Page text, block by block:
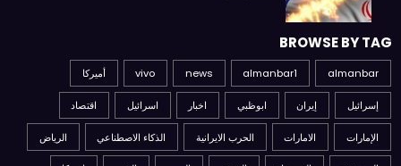
BROWSE BY TAG
almanbar
almanbar1
news
vivo أميركا
إسرائيل إيران ابوظبي اخبار اسرائيل اقتصاد
الإمارات الامارات الحرب الايرانية الذكاء الاصطناعي الرياض